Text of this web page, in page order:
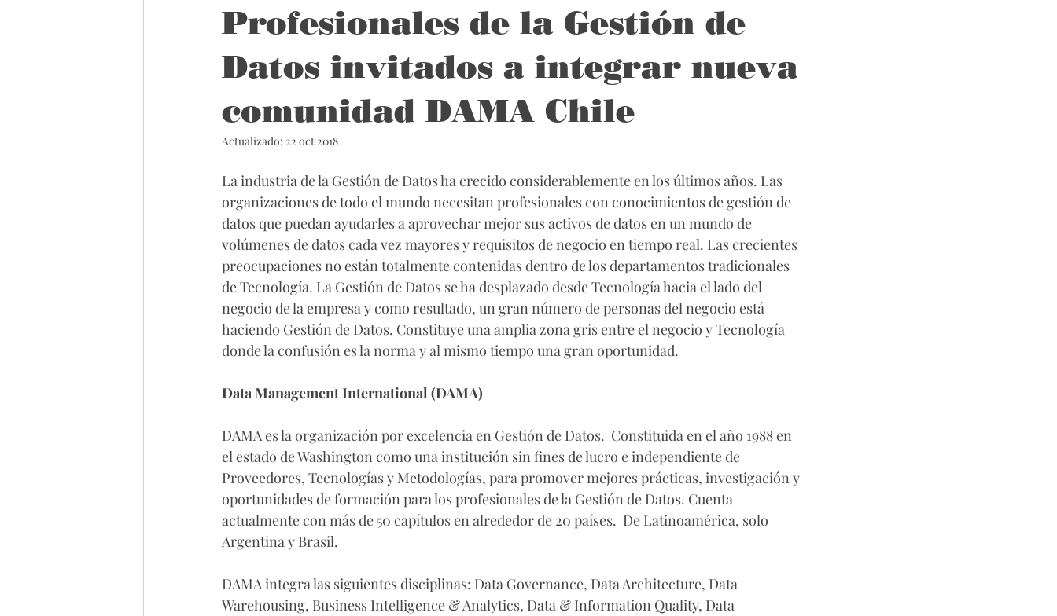
Profesionales de la Gestión de
Datos invitados a integrar nueva
comunidad DAMA Chile
Actualizado: 22 oct 2018
La industria de la Gestión de Datos ha crecido considerablemente en los últimos años. Las
organizaciones de todo el mundo necesitan profesionales con conocimientos de gestión de
datos que puedan ayudarles a aprovechar mejor sus activos de datos en un mundo de
volúmenes de datos cada vez mayores y requisitos de negocio en tiempo real. Las crecientes
preocupaciones no están totalmente contenidas dentro de los departamentos tradicionales
de Tecnología. La Gestión de Datos se ha desplazado desde Tecnología hacia el lado del
negocio de la empresa y como resultado, un gran número de personas del negocio está
haciendo Gestión de Datos. Constituye una amplia zona gris entre el negocio y Tecnología
donde la confusión es la norma y al mismo tiempo una gran oportunidad.
Data Management International (DAMA)
DAMA es la organización por excelencia en Gestión de Datos.  Constituida en el año 1988 en
el estado de Washington como una institución sin fines de lucro e independiente de
Proveedores, Tecnologías y Metodologías, para promover mejores prácticas, investigación y
oportunidades de formación para los profesionales de la Gestión de Datos. Cuenta
actualmente con más de 50 capítulos en alrededor de 20 países.  De Latinoamérica, solo
Argentina y Brasil.
DAMA integra las siguientes disciplinas: Data Governance, Data Architecture, Data
Warehousing, Business Intelligence & Analytics, Data & Information Quality, Data